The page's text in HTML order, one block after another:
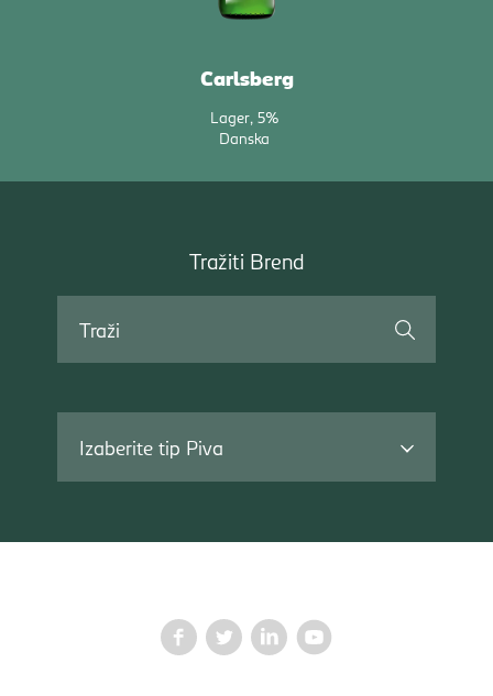
Carlsberg
Lager 5%
Danska
Tražiti Brend
Izaberite tip Piva